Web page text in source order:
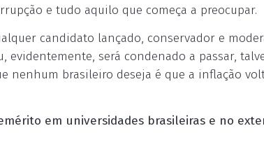
e tudo aquilo que começa a preocupar.
candidato lançado, conservador e
evidentemente, será condenado a passar,
nenhum brasileiro deseja é que a inflação
em universidades brasileiras e no